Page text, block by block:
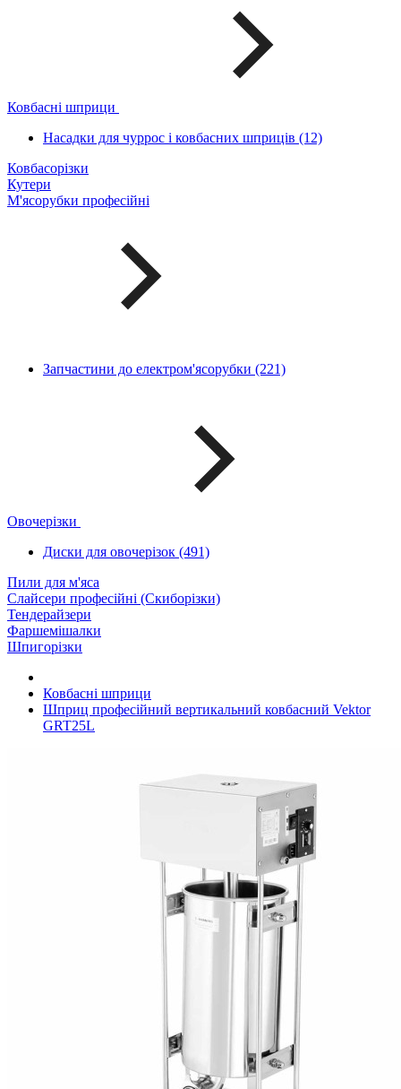
Ковбасні шприци
Насадки для чуррос і ковбасних шприців (12)
Ковбасорізки
Кутери
М'ясорубки професійні
Запчастини до електром'ясорубки (221)
Овочерізки
Диски для овочерізок (491)
Пили для м'яса
Слайсери професійні (Скиборізки)
Тендерайзери
Фаршемішалки
Шпигорізки
Ковбасні шприци
Шприц професійний вертикальний ковбасний Vektor
GRT25L